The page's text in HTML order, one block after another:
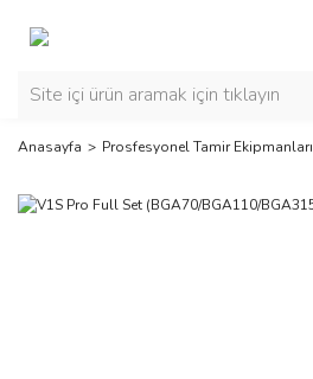
Anasayfa Prosfesyonel Tamir Ekipmanları